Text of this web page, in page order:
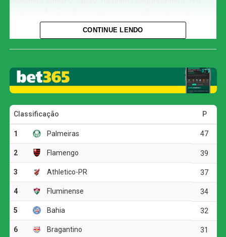
passagens bíblicas focadas em superação e
perseverança, reafirmando sua confiança no processo de
recuperação com a frase “Fé… eu já vivi disso antes”.
CONTINUE LENDO